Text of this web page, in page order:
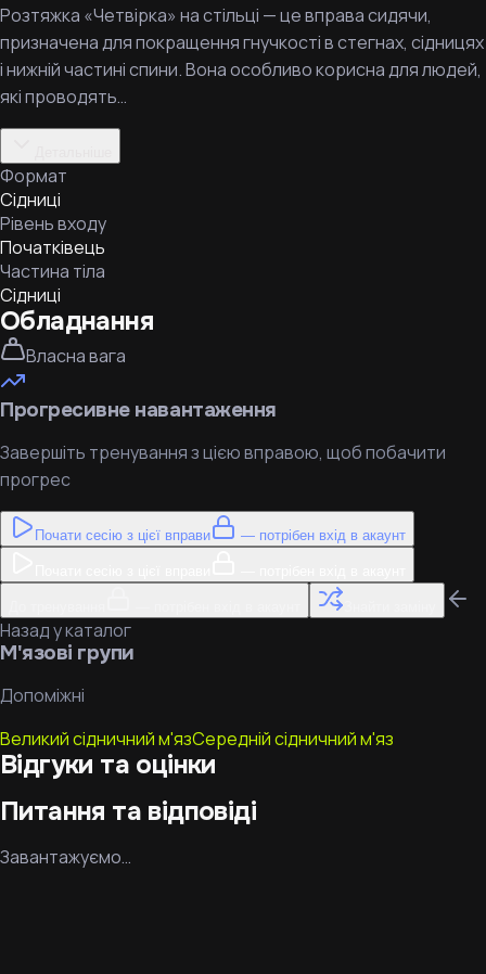
Розтяжка «Четвірка» на стільці — це вправа сидячи,
призначена для покращення гнучкості в стегнах, сідницях
і нижній частині спини. Вона особливо корисна для людей,
які проводять…
Формат
Сідниці
Рівень входу
Початківець
Частина тіла
Сідниці
Обладнання
Власна вага
Прогресивне навантаження
Завершіть тренування з цією вправою, щоб побачити
прогрес
Почати сесію з цієї вправи — потрібен вхід в акаунт
Назад у каталог
М'язові групи
Допоміжні
Великий сідничний м'язСередній сідничний м'яз
Відгуки та оцінки
Питання та відповіді
Завантажуємо…